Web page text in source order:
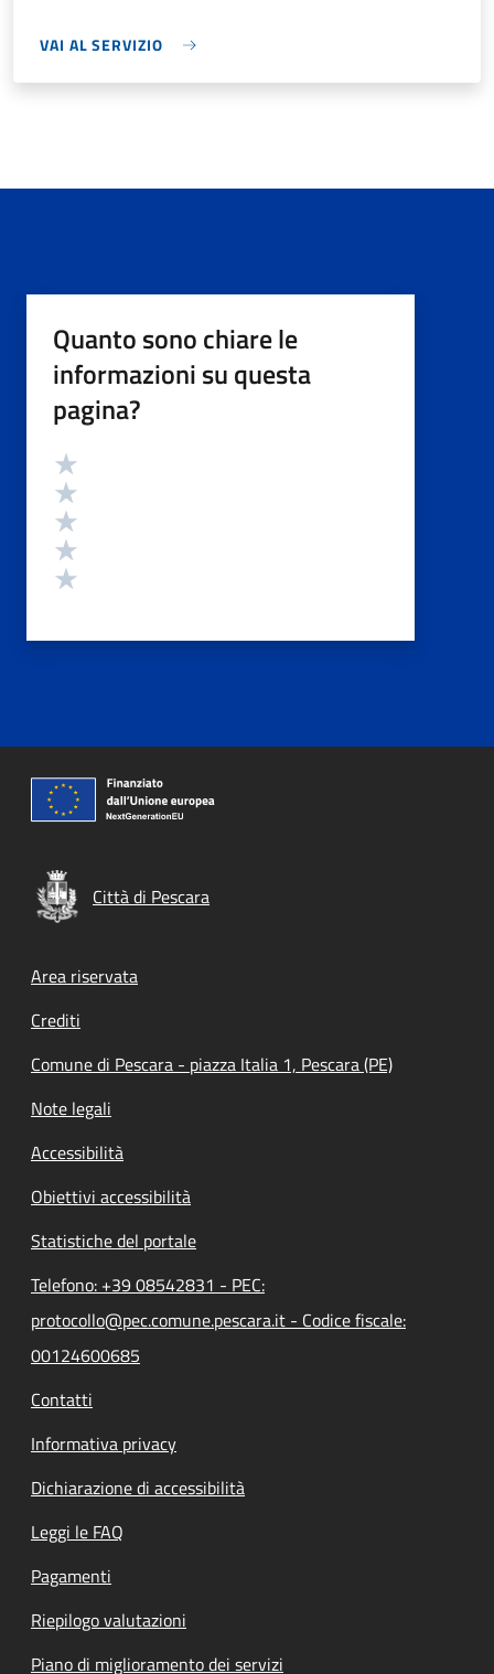
VAI AL SERVIZIO
Quanto sono chiare le
informazioni su questa
pagina?
Valutazione
Città di Pescara
Footer menu
Area riservata
Crediti
Comune di Pescara - piazza Italia 1, Pescara (PE)
Note legali
Accessibilità
Obiettivi accessibilità
Statistiche del portale
Telefono: +39 08542831 - PEC:
protocollo@pec.comune.pescara.it - Codice fiscale:
00124600685
Contatti
Informativa privacy
Dichiarazione di accessibilità
Leggi le FAQ
Pagamenti
Riepilogo valutazioni
Piano di miglioramento dei servizi